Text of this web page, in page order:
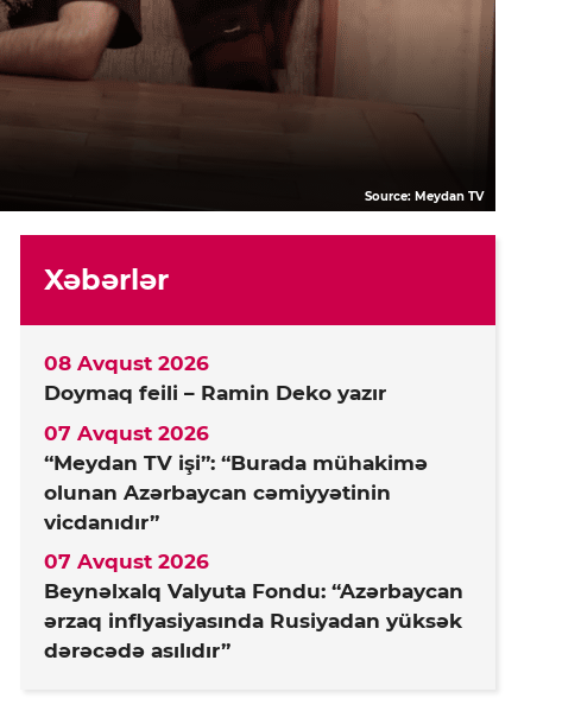
Source: Meydan TV
Xəbərlər
Doymaq feili – Ramin Deko yazır
08 Avqust 2026
“Meydan TV işi”: “Burada mühakimə
olunan Azərbaycan cəmiyyətinin
vicdanıdır”
07 Avqust 2026
Beynəlxalq Valyuta Fondu: “Azərbaycan
ərzaq inflyasiyasında Rusiyadan yüksək
dərəcədə asılıdır”
07 Avqust 2026